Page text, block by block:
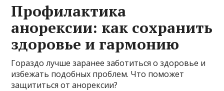
Профилактика
анорексии: как сохранить
здоровье и гармонию
Гораздо лучше заранее заботиться о здоровье и
избежать подобных проблем. Что поможет
защититься от анорексии?